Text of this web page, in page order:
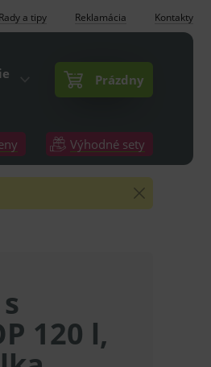
Rady a tipy Reklamácia Kontakty
Prázdny
Výhodné sety
120 l,